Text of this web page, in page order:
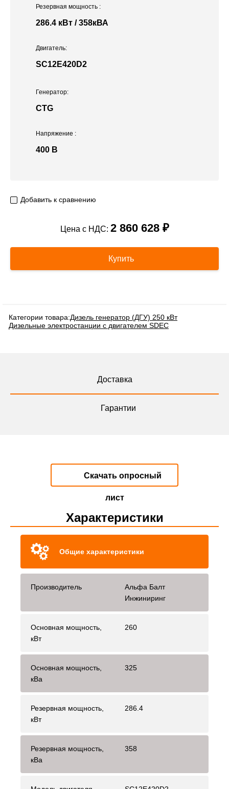
Двигатель:
SC12E420D2
Напряжение :
400 В
Резервная мощность :
286.4 кВт / 358кВА
Генератор:
CTG
Добавить к сравнению
Цена с НДС: 2 860 628 ₽
Купить
Категории товара:Дизель генератор (ДГУ) 250 кВт
Дизельные электростанции с двигателем SDEC
Доставка
Гарантии
Скачать опросный
лист
Характеристики
Общие характеристики
Производитель
Альфа Балт
Инжиниринг
Основная мощность,
кВт
260
Основная мощность,
кВа
325
Резервная мощность,
кВт
286.4
Резервная мощность,
кВа
358